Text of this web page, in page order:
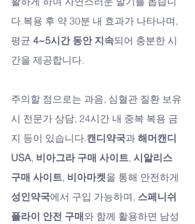
다.복용 후 약 30분 내 효과가 나타나며,
평균 4~5시간 동안 지속되어 충분한 시
간을 제공합니다.
주의할 점으로는 과음, 심혈관 질환 보유
시 전문가 상담, 24시간 내 중복 복용 금
지 등이 있습니다.캔디약국과 해머캔디
USA, 비아그라 구매 사이트, 시알리스
구매 사이트, 비아마켓을 통해 안전하게
성인약국에서 구입 가능하며, 스페니쉬
플라이 안전 구매와 함께 활용하면 남성